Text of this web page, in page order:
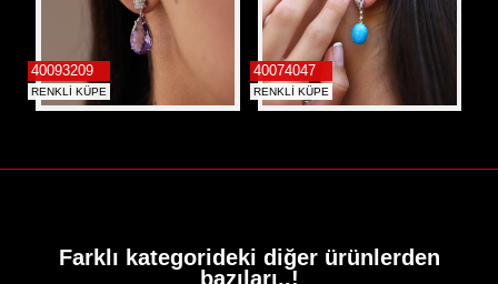
40093209
RENKLİ KÜPE
40074047
RENKLİ KÜPE
Farklı kategorideki diğer ürünlerden
bazıları..!